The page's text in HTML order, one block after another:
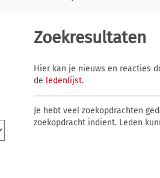
Zoekresultaten
Hier kan je nieuws en reacties
de ledenlijst.
Je hebt veel zoekopdrachten
zoekopdracht indient. Leden